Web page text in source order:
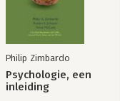
Philip Zimbardo
Psychologie, een
inleiding